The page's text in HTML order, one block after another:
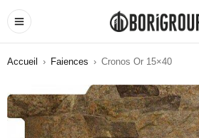
Accueil › Faiences › Cronos Or 15×40